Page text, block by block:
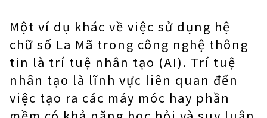
Một ví dụ khác về việc sử dụng hệ
chữ số La Mã trong công nghệ thông
tin là trí tuệ nhân tạo (AI). Trí tuệ
nhân tạo là lĩnh vực liên quan đến
việc tạo ra các máy móc hay phần